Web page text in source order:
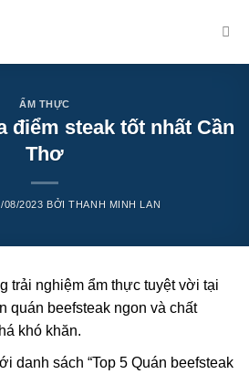
ẨM THỰC
điểm steak tốt nhất Cần
Thơ
08/2023 BỞITHANH MINH LAN
trải nghiệm ẩm thực tuyệt vời tại
quán beefsteak ngon và chất
khó khăn.
danh sách “Top 5 Quán beefsteak